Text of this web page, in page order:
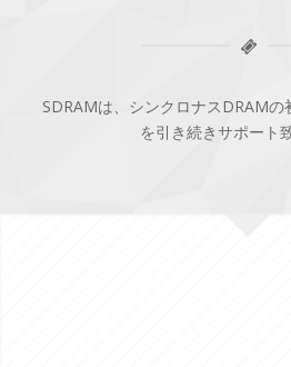
SDRAMは、シンクロナスDRAMの
を引き続きサポート